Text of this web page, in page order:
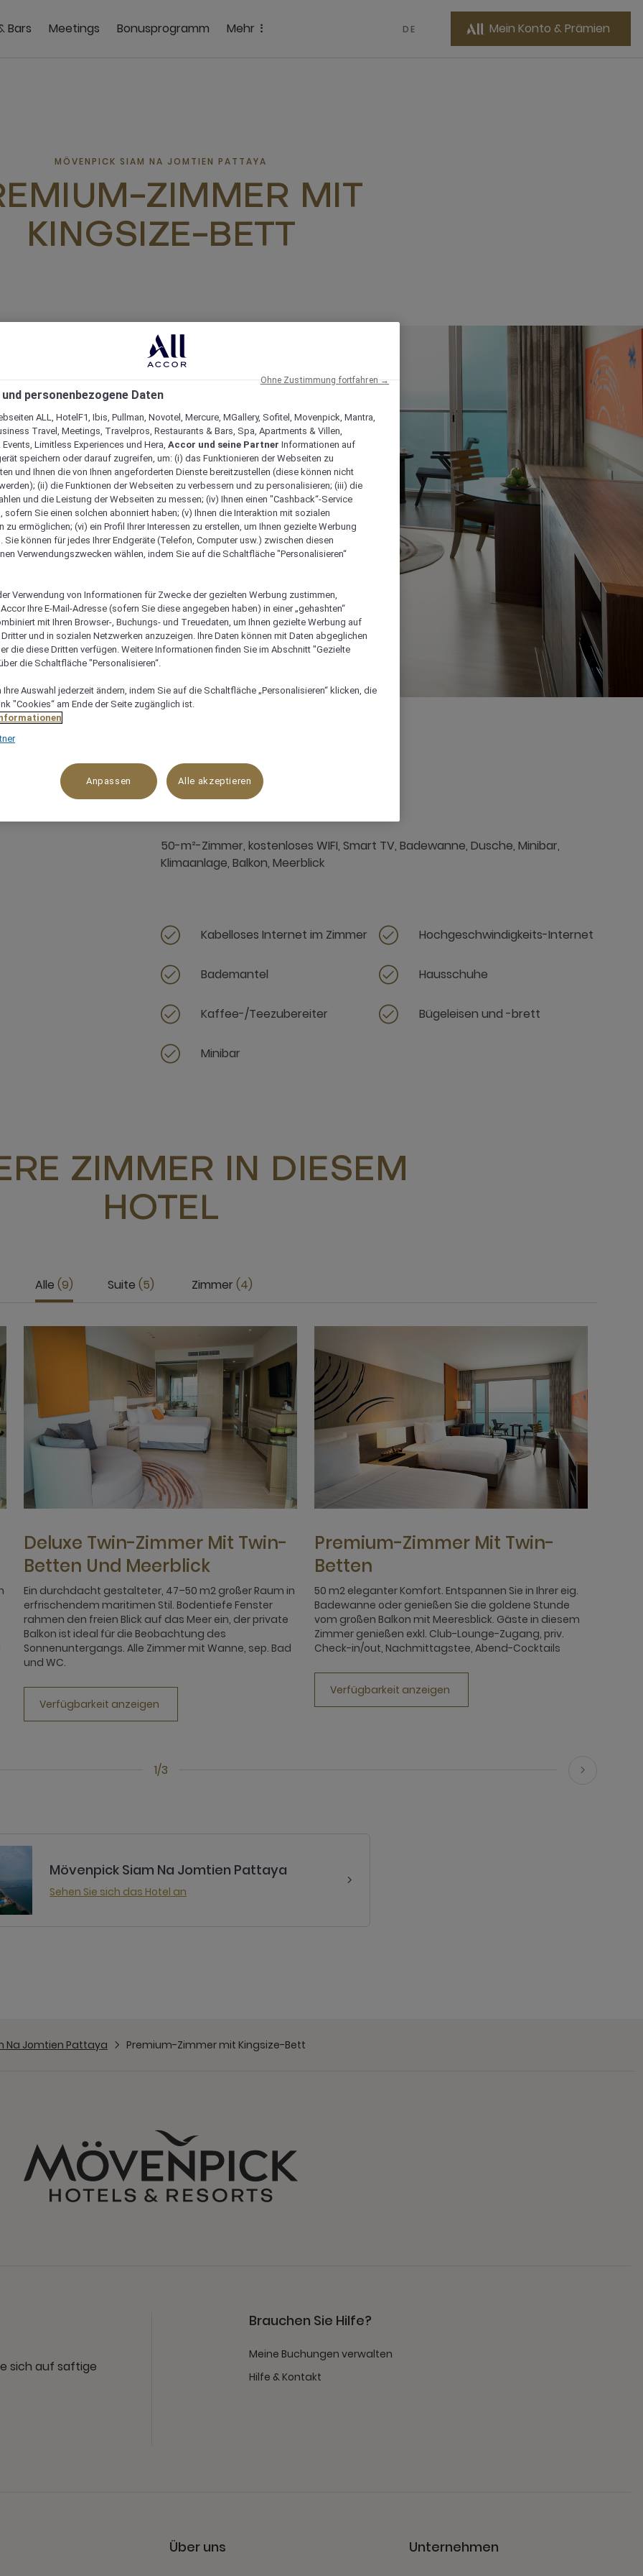
Bars Meetings Bonusprogramm Mehr DE Mein Konto & Prämien
MÖVENPICK SIAM NA JOMTIEN PATTAYA
ZIMMER MIT
KINGSIZE-BETT
Verfügbarkeit anzeigen
50-m²-Zimmer, kostenloses WIFI, Smart TV, Badewanne, Dusche, Minibar,
Klimaanlage, Balkon, Meerblick
Kabelloses Internet im Zimmer Hochgeschwindigkeits-Internet
Bademantel Hausschuhe
Kaffee-/Teezubereiter Bügeleisen und -brett
Minibar
ZIMMER IN DIESEM
HOTEL
Alle 9 Suite 5 Zimmer 4
1/3
Deluxe Twin-Zimmer Mit Twin-
Betten Und Meerblick
Ein durchdacht gestalteter, 47–50 m2 großer Raum in
erfrischendem maritimen Stil. Bodentiefe Fenster
rahmen den freien Blick auf das Meer ein, der private
Balkon ist ideal für die Beobachtung des
Sonnenuntergangs. Alle Zimmer mit Wanne, sep. Bad
und WC.
Verfügbarkeit anzeigen
Premium-Zimmer Mit Twin-
Betten
50 m2 eleganter Komfort. Entspannen Sie in Ihrer eig.
Badewanne oder genießen Sie die goldene Stunde
vom großen Balkon mit Meeresblick. Gäste in diesem
Zimmer genießen exkl. Club-Lounge-Zugang, priv.
Check-in/out, Nachmittagstee, Abend-Cocktails
Verfügbarkeit anzeigen
Mövenpick Siam Na Jomtien Pattaya
Sehen Sie sich das Hotel an
Na Jomtien Pattaya Premium-Zimmer mit Kingsize-Bett
sich auf saftige
Brauchen Sie Hilfe?
Meine Buchungen verwalten
Hilfe & Kontakt
Über uns Unternehmen
personenbezogene Daten
ALL, HotelF1, Ibis, Pullman, Novotel, Mercure, MGallery, Sofitel, Movenpick, Mantra,
Travel, Meetings, Travelpros, Restaurants & Bars, Spa, Apartments & Villen,
Limitless Experiences und Hera, Accor und seine Partner Informationen auf
speichern oder darauf zugreifen, um: (i) das Funktionieren der Webseiten zu
und Ihnen die von Ihnen angeforderten Dienste bereitzustellen (diese können nicht
(ii) die Funktionen der Webseiten zu verbessern und zu personalisieren; (iii) die
und die Leistung der Webseiten zu messen; (iv) Ihnen einen "Cashback“-Service
sofern Sie einen solchen abonniert haben; (v) Ihnen die Interaktion mit sozialen
zu ermöglichen; (vi) ein Profil Ihrer Interessen zu erstellen, um Ihnen gezielte Werbung
Sie können für jedes Ihrer Endgeräte (Telefon, Computer usw.) zwischen diesen
Verwendungszwecken wählen, indem Sie auf die Schaltfläche "Personalisieren“
Verwendung von Informationen für Zwecke der gezielten Werbung zustimmen,
Ihre E-Mail-Adresse (sofern Sie diese angegeben haben) in einer „gehashten“
mit Ihren Browser-, Buchungs- und Treuedaten, um Ihnen gezielte Werbung auf
und in sozialen Netzwerken anzuzeigen. Ihre Daten können mit Daten abgeglichen
die diese Dritten verfügen. Weitere Informationen finden Sie im Abschnitt "Gezielte
die Schaltfläche "Personalisieren“.
Ihre Auswahl jederzeit ändern, indem Sie auf die Schaltfläche „Personalisieren“ klicken, die
"Cookies“ am Ende der Seite zugänglich ist.
Anpassen Alle akzeptieren
Ohne Zustimmung fortfahren →